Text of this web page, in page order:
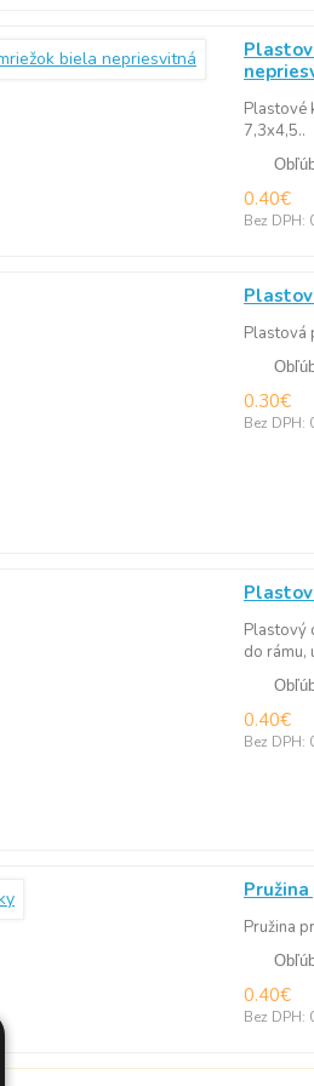
Plastové
7,3x4,5..
0.40€
Bez DPH:
Plastová
0.30€
Bez DPH:
Plastový
do rámu,
0.40€
Bez DPH:
Pružina
0.40€
Bez DPH: